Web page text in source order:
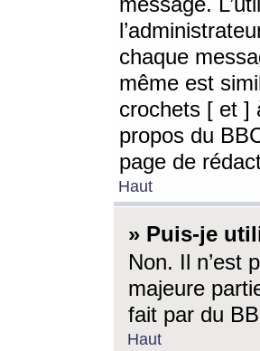
chaque
même est
crochets [ et ]
propos du
page de
Haut
» Puis-je
Non. Il n’est
majeure
fait par du
Haut